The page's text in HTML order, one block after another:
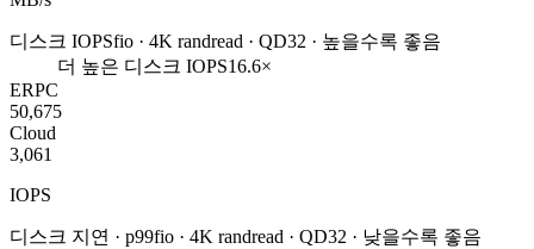
디스크 IOPSfio · 4K randread · QD32 · 높을수록 좋음
더 높은 디스크 IOPS16.6×
ERPC
50,675
Cloud
3,061
IOPS
디스크 지연 · p99fio · 4K randread · QD32 · 낮을수록 좋음